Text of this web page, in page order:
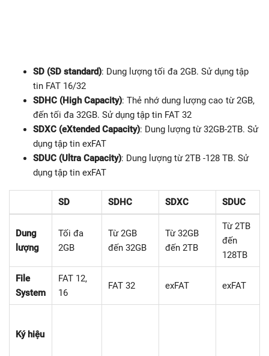
SD (SD standard): Dung lượng tối đa 2GB. Sử dụng tập
tin FAT 16/32
SDHC (High Capacity): Thẻ nhớ dung lượng cao từ 2GB,
đến tối đa 32GB. Sử dụng tập tin FAT 32
SDXC (eXtended Capacity): Dung lượng từ 32GB-2TB. Sử
dụng tập tin exFAT
SDUC (Ultra Capacity): Dung lượng từ 2TB -128 TB. Sử
dụng tập tin exFAT
SD SDHC SDXC SDUC
Dung
lượng
Tối đa
2GB
Từ 2GB
đến 32GB
Từ 32GB
đến 2TB
Từ 2TB
đến
128TB
File
System
FAT 12,
16
FAT 32 exFAT exFAT
Ký hiệu